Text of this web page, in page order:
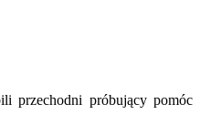
przechodni próbujący pomóc